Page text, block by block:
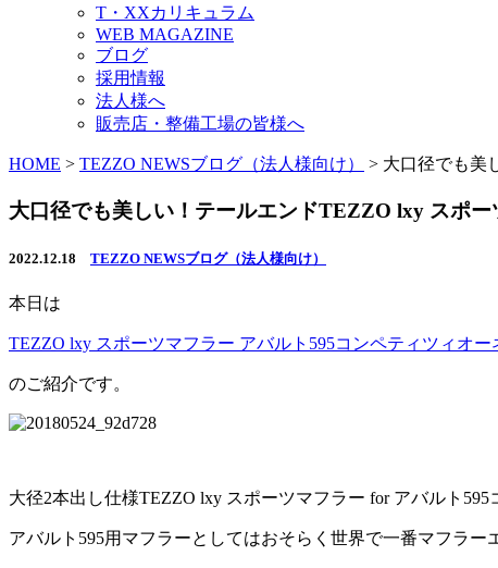
T・XXカリキュラム
WEB MAGAZINE
ブログ
採用情報
法人様へ
販売店・整備工場の皆様へ
HOME > TEZZO NEWSブログ（法人様向け） > 大口径でも美
大口径でも美しい！テールエンドTEZZO lxy スポ
2022.12.18 TEZZO NEWSブログ（法人様向け）
本日は
TEZZO lxy スポーツマフラー アバルト595コンペティツィオー
のご紹介です。
大径2本出し仕様TEZZO lxy スポーツマフラー for アバルト
アバルト595用マフラーとしてはおそらく世界で一番マフラ